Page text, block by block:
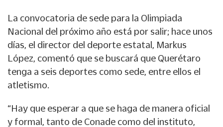
La convocatoria de sede para la Olimpiada
Nacional del próximo año está por salir; hace unos
días, el director del deporte estatal, Markus
López, comentó que se buscará que Querétaro
tenga a seis deportes como sede, entre ellos el
atletismo.
“Hay que esperar a que se haga de manera oficial
y formal, tanto de Conade como del instituto,